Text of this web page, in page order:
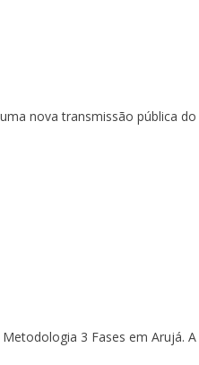
nova transmissão pública
3 Fases em Arujá.